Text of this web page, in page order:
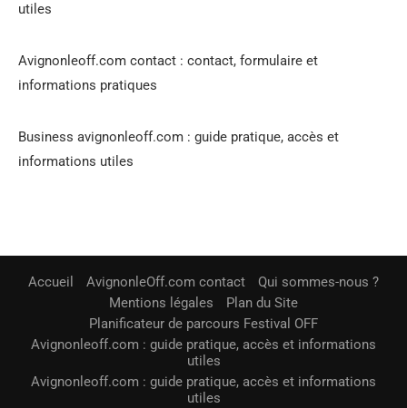
utiles
Avignonleoff.com contact : contact, formulaire et
informations pratiques
Business avignonleoff.com : guide pratique, accès et
informations utiles
Accueil AvignonleOff.com contact
Qui sommes-nous ?
Mentions légales
Plan du Site
Planificateur de parcours Festival OFF
Avignonleoff.com : guide pratique, accès et informations
utiles
Avignonleoff.com : guide pratique, accès et informations
utiles